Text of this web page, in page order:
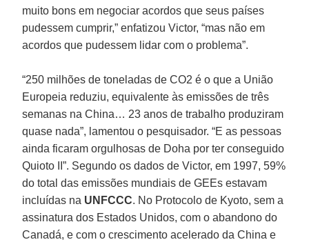
muito bons em negociar acordos que seus países
pudessem cumprir,” enfatizou Victor, “mas não em
acordos que pudessem lidar com o problema”.
“250 milhões de toneladas de CO2 é o que a União
Europeia reduziu, equivalente às emissões de três
semanas na China… 23 anos de trabalho produziram
quase nada”, lamentou o pesquisador. “E as pessoas
ainda ficaram orgulhosas de Doha por ter conseguido
Quioto II”. Segundo os dados de Victor, em 1997, 59%
do total das emissões mundiais de GEEs estavam
incluídas na UNFCCC. No Protocolo de Kyoto, sem a
assinatura dos Estados Unidos, com o abandono do
Canadá, e com o crescimento acelerado da China e